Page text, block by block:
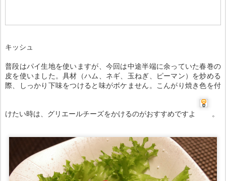
キッシュ
普段はパイ生地を使いますが、今回は中途半端に余っていた春巻の
皮を使いました。具材（ハム、ネギ、玉ねぎ、ピーマン）を炒める
際、しっかり下味をつけると味がボケません。こんがり焼き色を付
けたい時は、グリエールチーズをかけるのがおすすめですよ 。